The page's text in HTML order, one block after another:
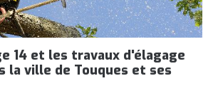
14 et les travaux d'élagage
la ville de Touques et ses